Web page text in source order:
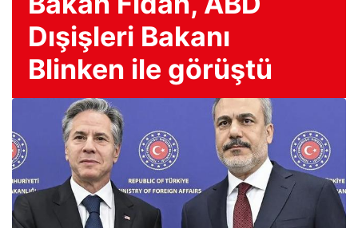
Dışişleri Bakanı
Blinken ile görüştü